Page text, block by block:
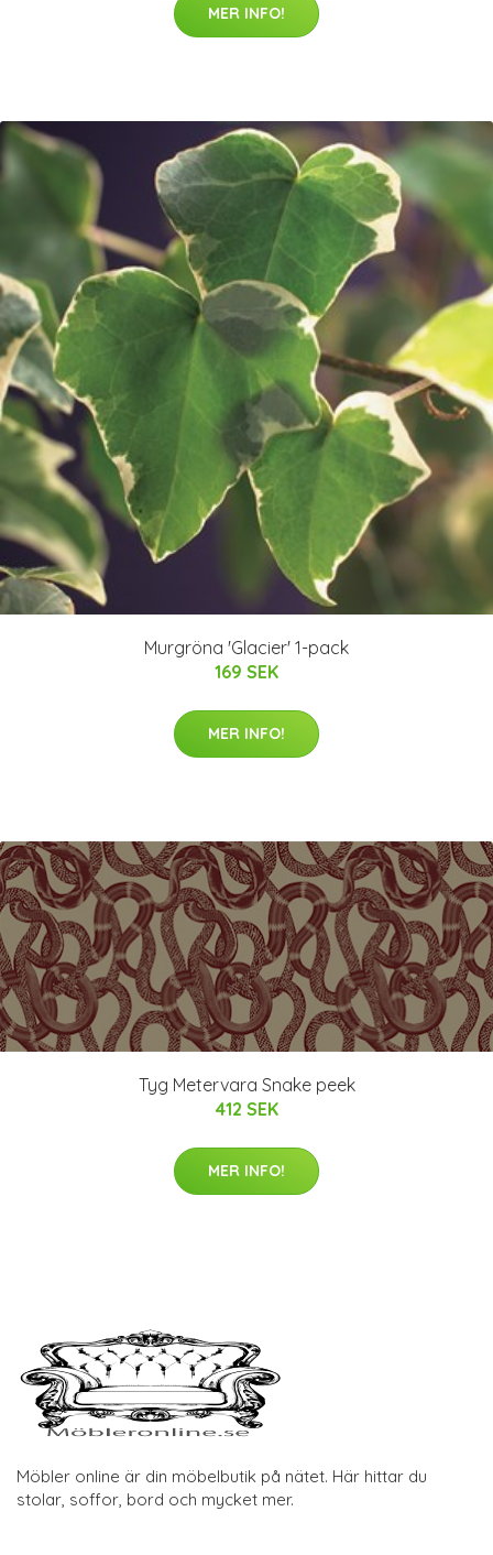
MER INFO!
Murgröna 'Glacier' 1-pack
169 SEK
MER INFO!
Tyg Metervara Snake peek
412 SEK
MER INFO!
Möbler online är din möbelbutik på nätet. Här hittar du
stolar, soffor, bord och mycket mer.